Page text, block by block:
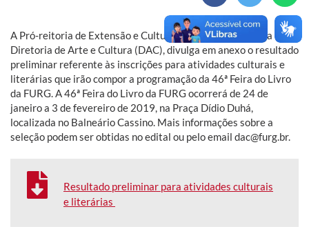
A Pró-reitoria de Extensão e Cultura (Proexc), por meio da
Diretoria de Arte e Cultura (DAC), divulga em anexo o resultado
preliminar referente às inscrições para atividades culturais e
literárias que irão compor a programação da 46ª Feira do Livro
da FURG. A 46ª Feira do Livro da FURG ocorrerá de 24 de
janeiro a 3 de fevereiro de 2019, na Praça Dídio Duhá,
localizada no Balneário Cassino. Mais informações sobre a
seleção podem ser obtidas no edital ou pelo email dac@furg.br.
Resultado preliminar para atividades culturais
e literárias